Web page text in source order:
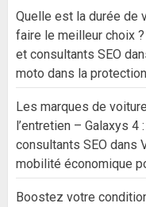
Quelle est la durée de
faire le meilleur choix
et consultants SEO
moto dans la
Les marques de
l’entretien – Galaxys
consultants SEO dans
mobilité économique
Boostez votre